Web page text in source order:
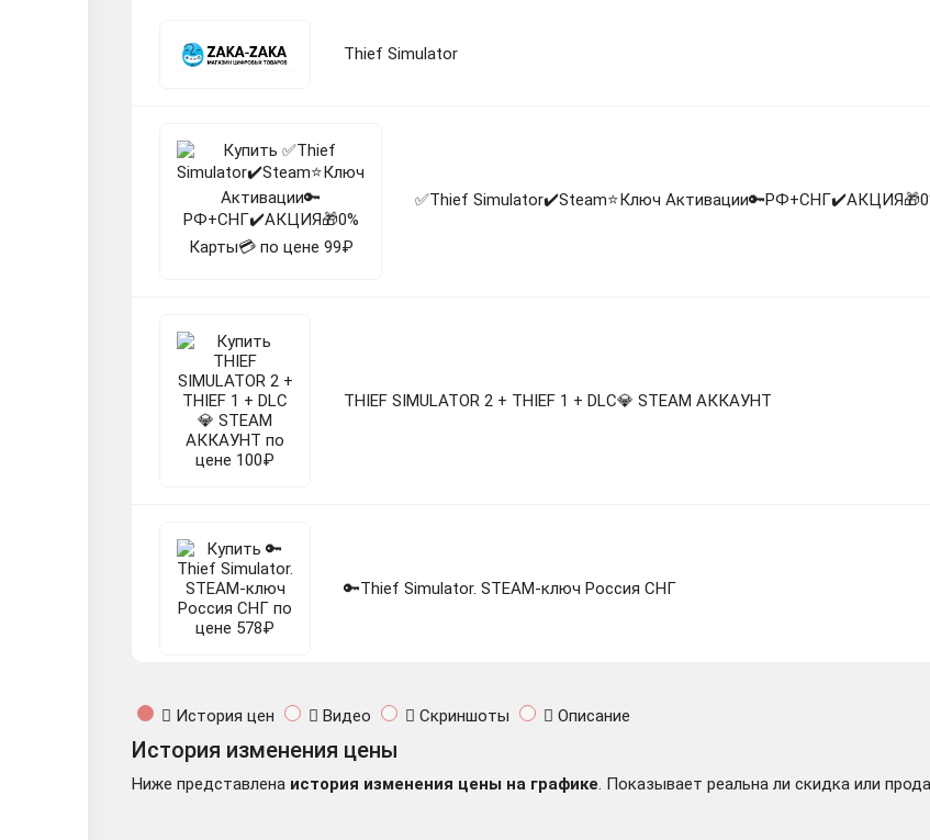
Thief Simulator
✅Thief Simulator✔️Steam⭐Ключ
THIEF SIMULATOR 2 + THIEF 1 + DLC💎 STEAM АККАУНТ
🔑Thief Simulator. STEAM-ключ Россия СНГ
Thief Simulator / Steam Ключ / РФ+СНГ
История цен Видео Скриншоты Описание
История изменения цены
Ниже представлена история изменения цены на графике. Показывает реальна ли скидка или